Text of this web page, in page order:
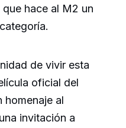
hace al M2 un
de vivir esta
oficial del
homenaje al
invitación a